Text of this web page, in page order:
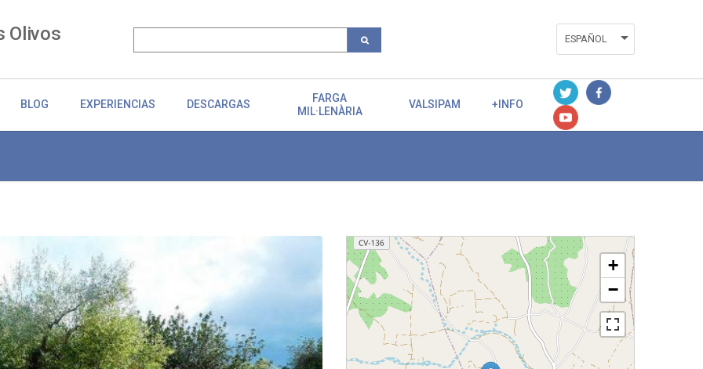
Olivos
ESPAÑOL
VALENCIÀ
BLOG EXPERIENCIAS DESCARGAS
FARGA
MIL·LENÀRIA
VALSIPAM +INFO
+
−